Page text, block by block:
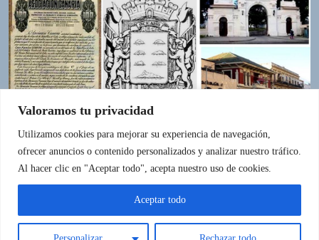
Valoramos tu privacidad
Utilizamos cookies para mejorar su experiencia de navegación,
ofrecer anuncios o contenido personalizados y analizar nuestro tráfico.
Al hacer clic en "Aceptar todo", acepta nuestro uso de cookies.
Personalizar Rechazar todo
Aceptar todo